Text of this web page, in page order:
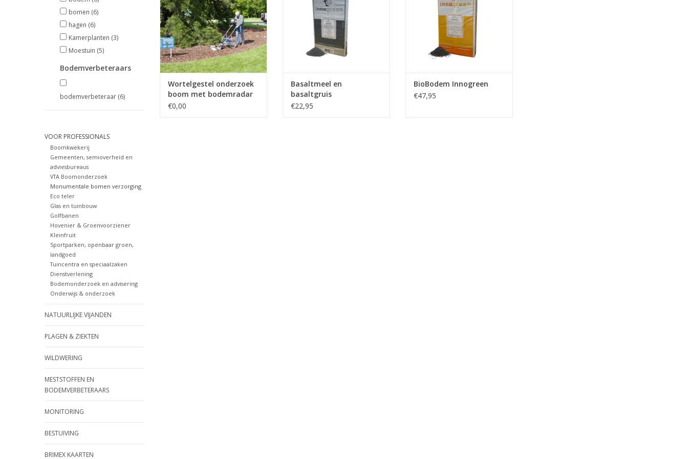
bomen (6)
hagen (6)
Kamerplanten (3)
Moestuin (5)
Bodemverbeteraars
bodemverbeteraar (6)
VOOR PROFESSIONALS
Boomkwekerij
Gemeenten, semioverheid en
adviesbureaus
VTA Boomonderzoek
Monumentale bomen verzorging
Eco teler
Glas en tuinbouw
Golfbanen
Hovenier & Groenvoorziener
Kleinfruit
Sportparken, openbaar groen,
landgoed
Tuincentra en speciaalzaken
Dienstverlening
Bodemonderzoek en advisering
Onderwijs & onderzoek
NATUURLIJKE VIJANDEN
PLAGEN & ZIEKTEN
WILDWERING
MESTSTOFFEN EN
BODEMVERBETERAARS
MONITORING
BESTUIVING
BRIMEX KAARTEN
niet beschadigen. Met ons
onderzoek kunnen wij exact zien
waar de wortels zich bevinden en
in beeld brengen. Dit als sleuf of
3D model
TOEVOEGEN AAN WINKELWAGEN
Wortelgestel onderzoek
boom met bodemradar
€0,00
Basaltmeel en
basaltgruis
€22,95
Het bevat diverse nuttige micro-
organismen waaronder
verschillende mycorrhiza's en
bacteriën.
TOEVOEGEN AAN WINKELWAGEN
BioBodem Innogreen
€47,95